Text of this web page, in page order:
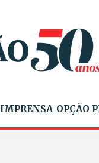
IMPRENSA OPÇÃO